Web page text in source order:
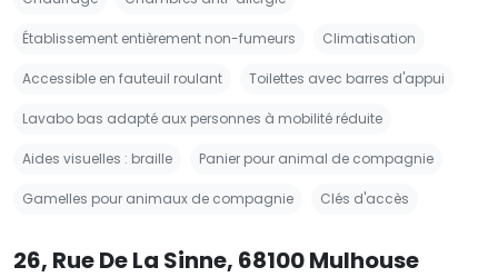
Établissement entièrement non-fumeurs Climatisation
Accessible en fauteuil roulant Toilettes avec barres d'appui
Lavabo bas adapté aux personnes à mobilité réduite
Aides visuelles : braille Panier pour animal de compagnie
Gamelles pour animaux de compagnie Clés d'accès
26, Rue De La Sinne, 68100 Mulhouse